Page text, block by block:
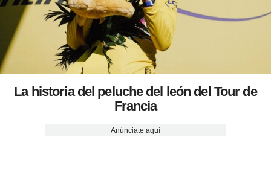
La historia del peluche del león del Tour de
Francia
Anúnciate aquí